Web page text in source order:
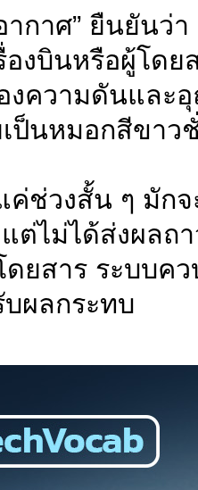
กาศ” ยืนยันว่า
งบินหรือผู้โดย
งความดันและ
ป็นหมอกสีขาว
ค่ช่วงสั้น ๆ มัก
แต่ไม่ได้ส่งผล
ดยสาร ระบบค
ผลกระทบ